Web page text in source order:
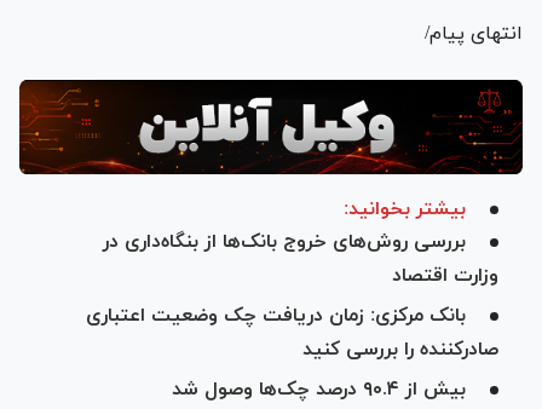
انتهای پیام/
بیشتر بخوانید:
بررسی روش‌های خروج بانک‌ها از بنگاه‌داری در
وزارت اقتصاد
بانک مرکزی: زمان دریافت چک وضعیت اعتباری
صادرکننده را بررسی کنید
بیش از ۹۰.۴ درصد چک‌ها وصول شد